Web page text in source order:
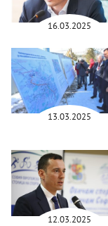
16.03.2025
13.03.2025
12.03.2025